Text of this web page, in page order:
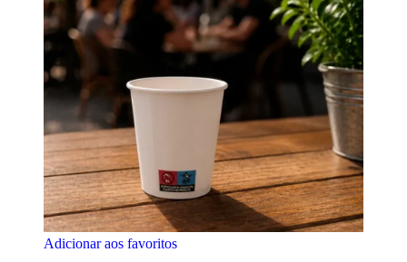
Adicionar aos favoritos